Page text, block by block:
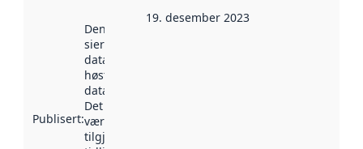
Publisert:
Denne datoen
sier når
datasettet ble
høstet av
data.norge.no.
Det kan ha
vært
tilgjengelig
19. desember 2023